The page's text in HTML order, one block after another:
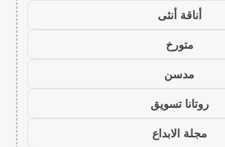
أناقة أنثى
متورخ
مدسن
روتانا تسويق
مجلة الابداع